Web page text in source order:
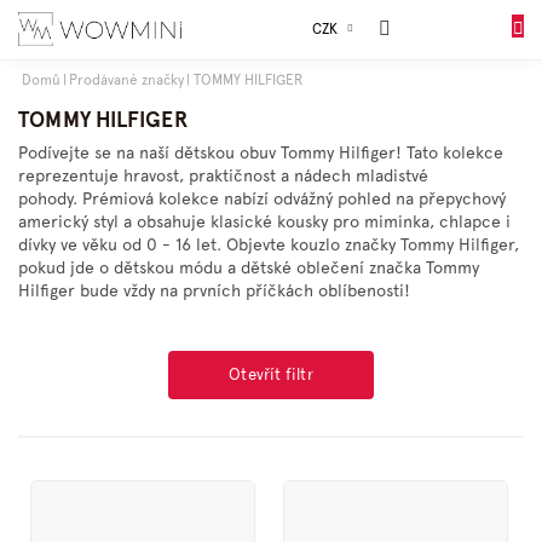
Přejít
CZK
Sales
Chlapci
Celý
sortiment
Domů Prodávané značky TOMMY HILFIGER
TOMMY HILFIGER
Podívejte se na naší dětskou obuv Tommy Hilfiger! Tato kolekce
reprezentuje hravost, praktičnost a nádech mladistvé
pohody. Prémiová kolekce nabízí odvážný pohled na přepychový
americký styl a obsahuje klasické kousky pro miminka, chlapce i
dívky ve věku od 0 - 16 let. Objevte kouzlo značky Tommy Hilfiger,
pokud jde o dětskou módu a dětské oblečení značka Tommy
Hilfiger bude vždy na prvních příčkách oblíbenosti!
Otevřít filtr